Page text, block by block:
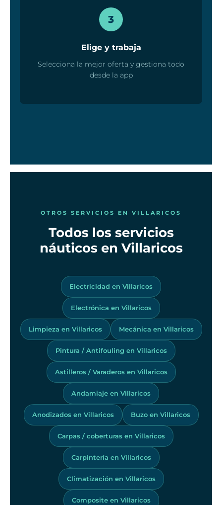
3
Elige y trabaja
Selecciona la mejor oferta y gestiona todo
desde la app
OTROS SERVICIOS EN VILLARICOS
Todos los servicios
náuticos en Villaricos
Electricidad en Villaricos
Electrónica en Villaricos
Limpieza en Villaricos Mecánica en Villaricos
Pintura / Antifouling en Villaricos
Astilleros / Varaderos en Villaricos
Andamiaje en Villaricos
Anodizados en Villaricos Buzo en Villaricos
Carpas / coberturas en Villaricos
Carpintería en Villaricos
Climatización en Villaricos
Composite en Villaricos